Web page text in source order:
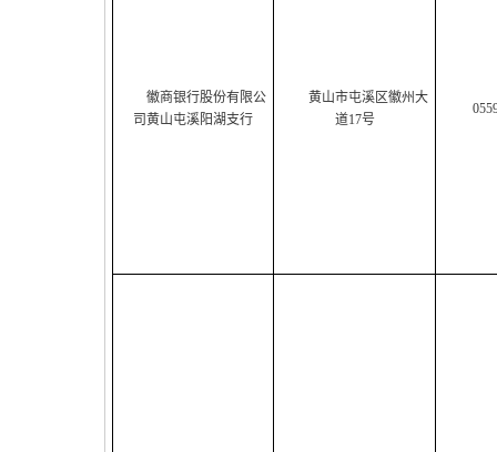
徽商银行股份有限公
司黄山屯溪阳湖支行
黄山市屯溪区徽州大
道17号